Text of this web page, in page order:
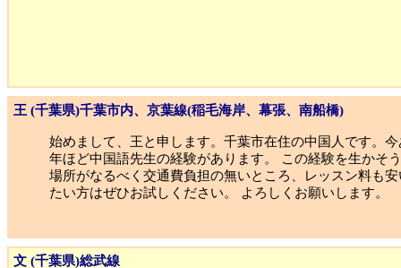
王 (千葉県)千葉市内、京葉線(稲毛海岸、幕張、南船橋)
始めまして、王と申します。千葉市在住の中国人です。
年ほど中国語先生の経験があります。 この経験を生かそ
場所がなるべく交通費負担の無いところ、レッスン料も
たい方はぜひお試しください。 よろしくお願いします。
文 (千葉県)総武線